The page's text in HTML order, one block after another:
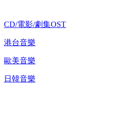
CD/電影/劇集OST
港台音樂
歐美音樂
日韓音樂